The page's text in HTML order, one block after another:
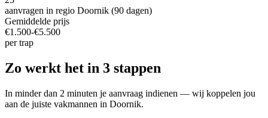
aanvragen in regio Doornik (90 dagen)
Gemiddelde prijs
€1.500-€5.500
pertrap
Zo werkt het in 3 stappen
In minder dan 2 minuten je aanvraag indienen — wij koppelen jou
aan de juiste vakmannen in Doornik.